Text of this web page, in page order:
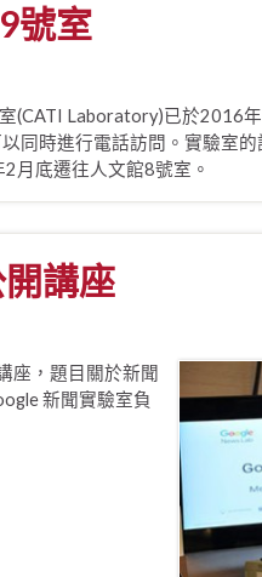
號室
(CATI Laboratory)已於2016
同時進行電話訪問。實驗室
月底遷往人文館8號室。
講座
座，題目關於新聞
新聞實驗室負